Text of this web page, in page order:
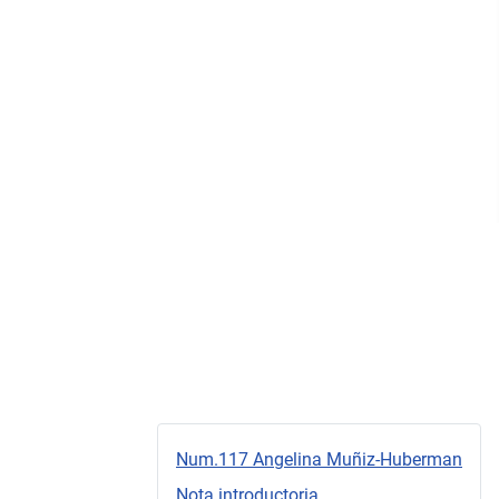
Num.117 Angelina Muñiz-Huberman